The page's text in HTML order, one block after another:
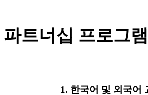
파트너십 프로그램
1. 한국어 및 외국어